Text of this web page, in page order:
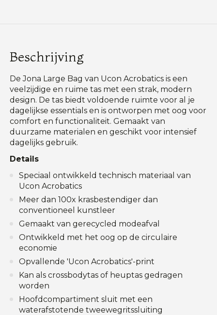
Beschrijving
De Jona Large Bag van Ucon Acrobatics is een
veelzijdige en ruime tas met een strak, modern
design. De tas biedt voldoende ruimte voor al je
dagelijkse essentials en is ontworpen met oog voor
comfort en functionaliteit. Gemaakt van
duurzame materialen en geschikt voor intensief
dagelijks gebruik.
Details
Speciaal ontwikkeld technisch materiaal van
Ucon Acrobatics
Meer dan 100x krasbestendiger dan
conventioneel kunstleer
Gemaakt van gerecycled modeafval
Ontwikkeld met het oog op de circulaire
economie
Opvallende 'Ucon Acrobatics'-print
Kan als crossbodytas of heuptas gedragen
worden
Hoofdcompartiment sluit met een
waterafstotende tweewegritssluiting